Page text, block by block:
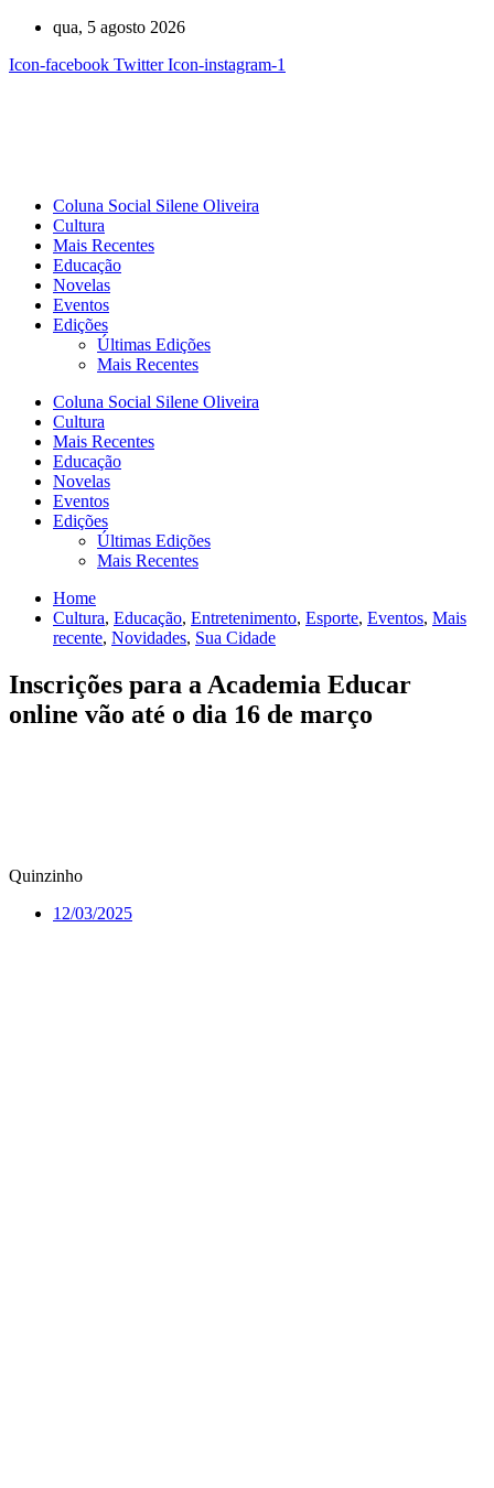
o
qua, 5 agosto 2026
Icon-facebook Twitter Icon-instagram-1
Coluna Social Silene Oliveira
Cultura
Mais Recentes
Educação
Novelas
Eventos
Edições
Últimas Edições
Mais Recentes
Coluna Social Silene Oliveira
Cultura
Mais Recentes
Educação
Novelas
Eventos
Edições
Últimas Edições
Mais Recentes
Home
Cultura, Educação, Entretenimento, Esporte, Eventos, Mais
recente, Novidades, Sua Cidade
Inscrições para a Academia Educar
online vão até o dia 16 de março
Quinzinho
12/03/2025